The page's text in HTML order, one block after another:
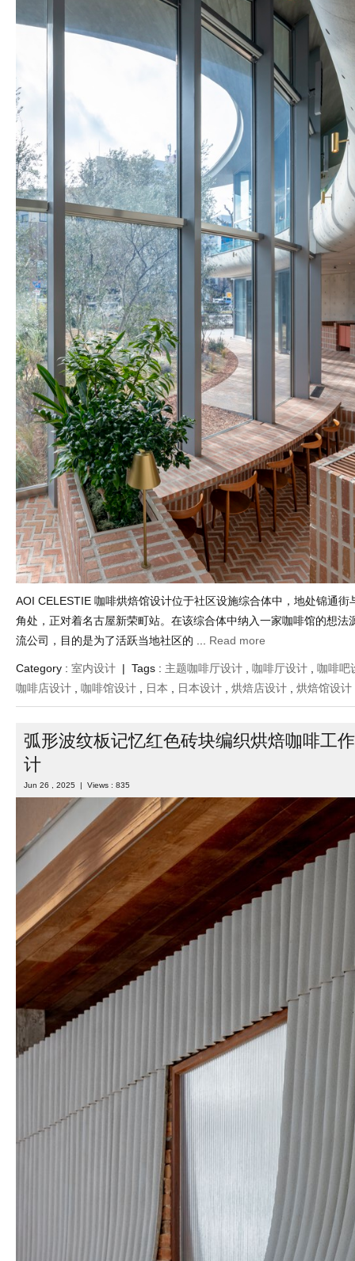
AOI CELESTIE 咖啡烘焙馆设计位于社区设施综合体中，地处锦通街
角处，正对着名古屋新荣町站。在该综合体中纳入一家咖啡馆的想法
流公司，目的是为了活跃当地社区的 ... Read more
Category : 室内设计 | Tags : 主题咖啡厅设计 咖啡厅设计
咖啡吧
咖啡店设计
咖啡馆设计 日本 日本设计 烘焙店设计 烘焙馆设计
弧形波纹板记忆红色砖块编织烘焙咖啡工
计
Jun 26 , 2025 | Views : 835